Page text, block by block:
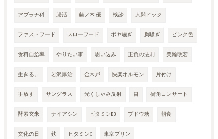
アブラナ科 腸活 藤ノ木 優 検診 人間ドック
ファストフード スローフード ボヤ騒ぎ 胸騒ぎ ピンク色
食料自給率 やりたい事 思い込み 正負の法則 美輪明宏
生きる。 岩沢厚治 金木犀 快楽ホルモン 片付け
手放す サングラス 光くしゃみ反射 目 街角コンサート
酵素玄米 ナイアシン ビタミンB3 ブドウ糖 朝食
文化の日 鉄 ビタミンC 東京プリン